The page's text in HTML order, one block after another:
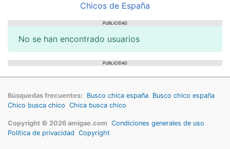
Chicos de España
PUBLICIDAD
No se han encontrado usuarios
PUBLICIDAD
Búsquedas frecuentes: Busco chica españa Busco chico españa
Chico busca chico Chica busca chico
Copyright © 2026 amigae.com Condiciones generales de uso
Política de privacidad Copyright